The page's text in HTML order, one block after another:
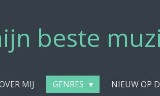
beste
MIJ GENRES NIEUW OP